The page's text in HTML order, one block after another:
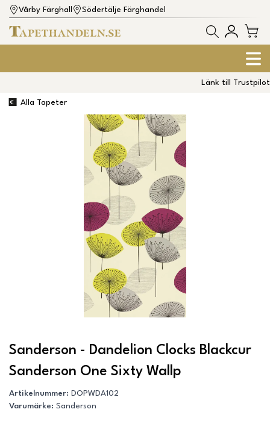
Vårby Färghall Södertälje Färghandel
Länk till Trustpilot
Alla Tapeter
Sanderson - Dandelion Clocks Blackcur
Sanderson One Sixty Wallp
Artikelnummer: DOPWDA102
Varumärke: Sanderson